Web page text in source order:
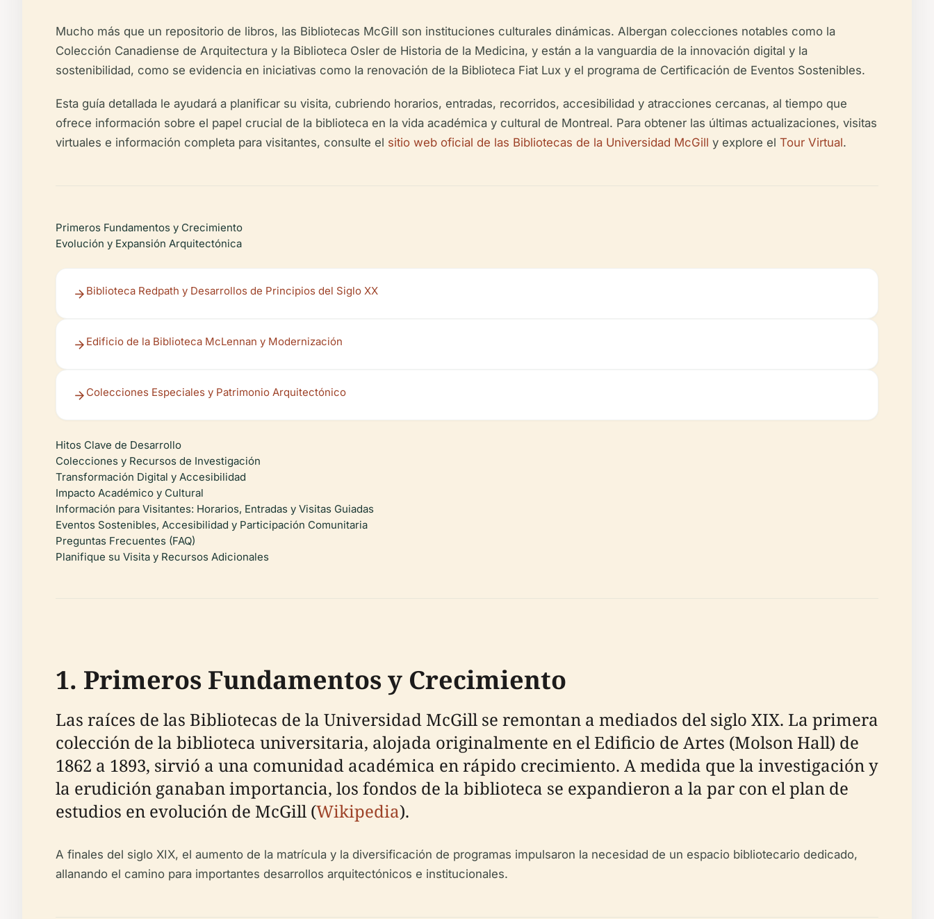
Mucho más que un repositorio de libros, las Bibliotecas McGill son instituciones culturales dinámicas. Albergan colecciones notables como la
Colección Canadiense de Arquitectura y la Biblioteca Osler de Historia de la Medicina, y están a la vanguardia de la innovación digital y la
sostenibilidad, como se evidencia en iniciativas como la renovación de la Biblioteca Fiat Lux y el programa de Certificación de Eventos Sostenibles.
Esta guía detallada le ayudará a planificar su visita, cubriendo horarios, entradas, recorridos, accesibilidad y atracciones cercanas, al tiempo que
ofrece información sobre el papel crucial de la biblioteca en la vida académica y cultural de Montreal. Para obtener las últimas actualizaciones, visitas
virtuales e información completa para visitantes, consulte el sitio web oficial de las Bibliotecas de la Universidad McGill y explore el Tour Virtual.
Primeros Fundamentos y Crecimiento
Evolución y Expansión Arquitectónica
Biblioteca Redpath y Desarrollos de Principios del Siglo XX
Edificio de la Biblioteca McLennan y Modernización
Colecciones Especiales y Patrimonio Arquitectónico
Hitos Clave de Desarrollo
Colecciones y Recursos de Investigación
Transformación Digital y Accesibilidad
Impacto Académico y Cultural
Información para Visitantes: Horarios, Entradas y Visitas Guiadas
Eventos Sostenibles, Accesibilidad y Participación Comunitaria
Preguntas Frecuentes (FAQ)
Planifique su Visita y Recursos Adicionales
1. Primeros Fundamentos y Crecimiento
Las raíces de las Bibliotecas de la Universidad McGill se remontan a mediados del siglo XIX. La primera
colección de la biblioteca universitaria, alojada originalmente en el Edificio de Artes (Molson Hall) de
1862 a 1893, sirvió a una comunidad académica en rápido crecimiento. A medida que la investigación y
la erudición ganaban importancia, los fondos de la biblioteca se expandieron a la par con el plan de
estudios en evolución de McGill (Wikipedia).
A finales del siglo XIX, el aumento de la matrícula y la diversificación de programas impulsaron la necesidad de un espacio bibliotecario dedicado,
allanando el camino para importantes desarrollos arquitectónicos e institucionales.